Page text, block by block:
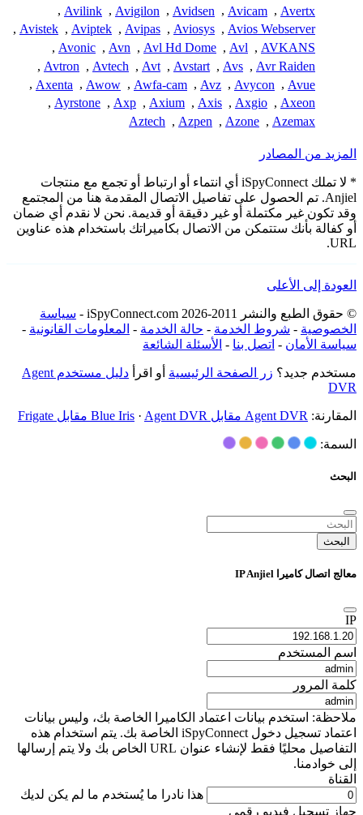
Avertx
,
Avicam
,
Avidsen
,
Avigilon
,
Avilink
,
Avios Webserver
,
Aviosys
,
Avipas
,
Aviptek
,
Avistek
,
AVKANS
,
Avl
,
Avl Hd Dome
,
Avn
,
Avonic
,
Avr Raiden
,
Avs
,
Avstart
,
Avt
,
Avtech
,
Avtron
,
Avue
,
Avycon
,
Avz
,
Awfa-cam
,
Awow
,
Axenta
,
Axeon
,
Axgio
,
Axis
,
Axium
,
Axp
,
Ayrstone
,
Azemax
,
Azone
,
Azpen
,
Aztech
المزيد من المصادر
* لا تملك iSpyConnect أي انتماء أو ارتباط أو تجمع مع منتجات
Anjiel. تم الحصول على تفاصيل الاتصال المقدمة هنا من المجتمع
وقد تكون غير مكتملة أو غير دقيقة أو قديمة. نحن لا نقدم أي ضمان
أو كفالة بأنك ستتمكن من الاتصال بكاميراتك باستخدام هذه عناوين
URL.
العودة إلى الأعلى
© حقوق الطبع والنشر 2011-2026 iSpyConnect.com -
سياسة
الخصوصية - شروط الخدمة - حالة الخدمة - المعلومات القانونية -
سياسة الأمان - اتصل بنا - الأسئلة الشائعة
مستخدم جديد؟ زر الصفحة الرئيسية أو اقرأ
دليل مستخدم Agent
DVR
المقارنة: Agent DVR مقابل Blue Iris · Agent DVR مقابل Frigate
السمة:
البحث
البحث
معالج اتصال كاميرا IP Anjiel
IP
اسم المستخدم
كلمة المرور
ملاحظة: استخدم بيانات اعتماد الكاميرا الخاصة بك، وليس بيانات
اعتماد تسجيل دخول iSpyConnect الخاصة بك. يتم استخدام هذه
التفاصيل محليًا فقط لإنشاء عنوان URL الخاص بك ولا يتم إرسالها
إلى خوادمنا.
القناة
هذا نادرا ما يُستخدم ما لم يكن لديك
جهاز تسجيل فيديو رقمي